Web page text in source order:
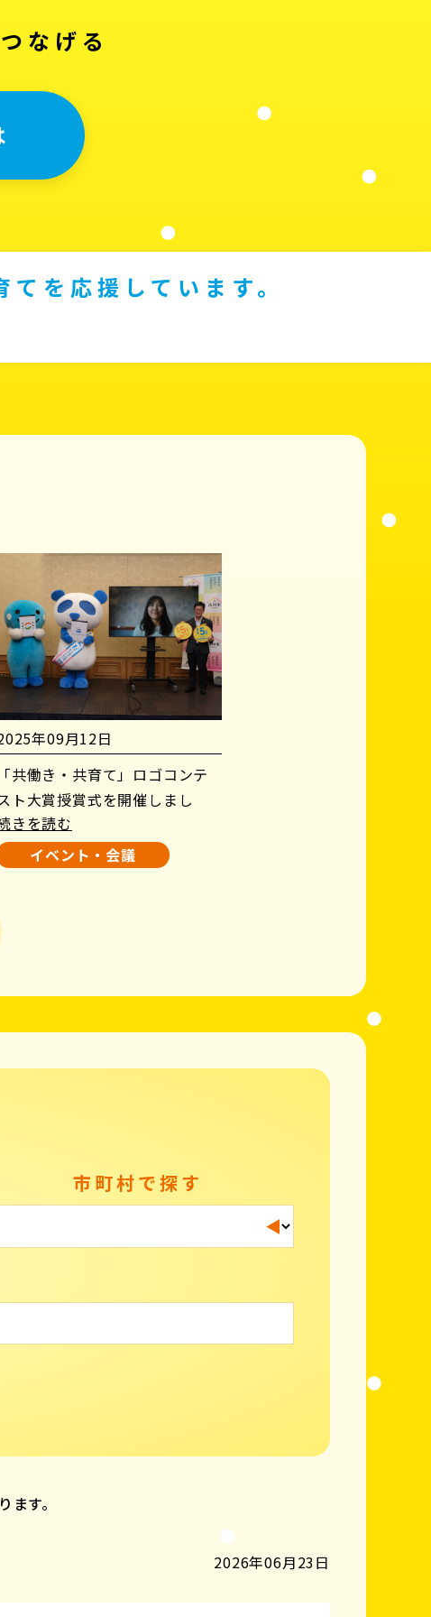
なげる
を応援しています。
年09月12日
「共働き・共育て」ロゴコンテ
ト大賞授賞式を開催しまし
！
きを読む
イベント・会議
市町村で探す
す。
2026年06月23日